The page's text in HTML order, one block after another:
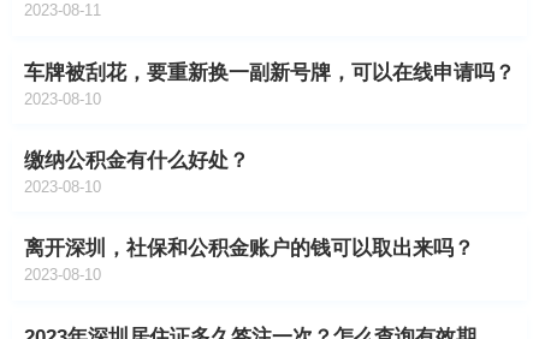
2023-08-11
车牌被刮花，要重新换一副新号牌，可以在线申请吗？
2023-08-10
缴纳公积金有什么好处？
2023-08-10
离开深圳，社保和公积金账户的钱可以取出来吗？
2023-08-10